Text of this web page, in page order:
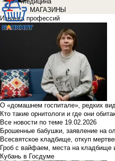
МАГАЗИНЫ
Изнанка профессий
О «домашнем госпитале», редких
Кто такие орнитологи и где они
Все новости по теме 19.02.2026
Брошенные бабушки, заявление на
Всесвятское кладбище, откуп
Гроб с вайфаем, места на кладбище
Кубань в Госдуме